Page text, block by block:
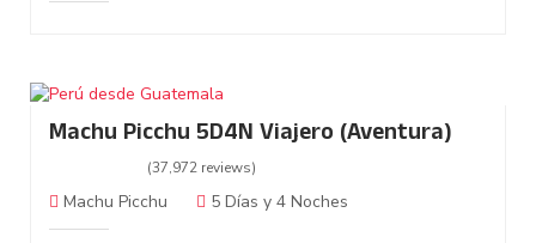
Machu Picchu 5D4N Viajero (Aventura)
(37,972 reviews)
Machu Picchu 5 Días y 4 Noches